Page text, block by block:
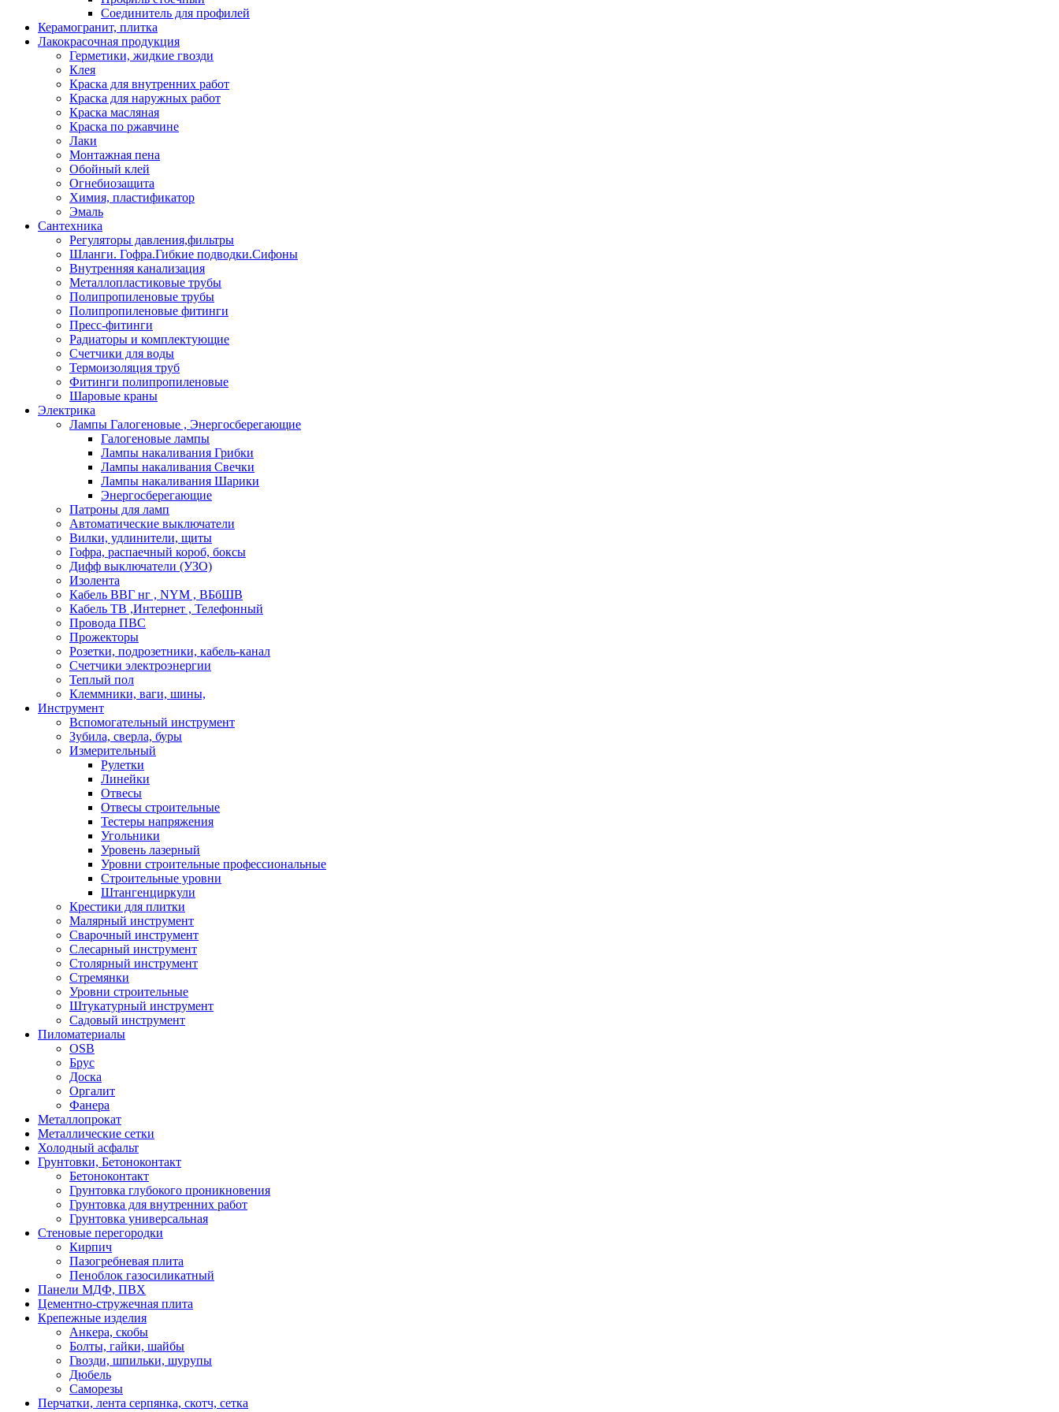
Соединитель для профилей
Керамогранит, плитка
Лакокрасочная продукция
Герметики, жидкие гвозди
Клея
Краска для внутренних работ
Краска для наружных работ
Краска масляная
Краска по ржавчине
Лаки
Монтажная пена
Обойный клей
Огнебиозащита
Химия, пластификатор
Эмаль
Сантехника
Регуляторы давления,фильтры
Шланги. Гофра.Гибкие подводки.Сифоны
Внутренняя канализация
Металлопластиковые трубы
Полипропиленовые трубы
Полипропиленовые фитинги
Пресс-фитинги
Радиаторы и комплектующие
Счетчики для воды
Термоизоляция труб
Фитинги полипропиленовые
Шаровые краны
Электрика
Лампы Галогеновые , Энергосберегающие
Галогеновые лампы
Лампы накаливания Грибки
Лампы накаливания Свечки
Лампы накаливания Шарики
Энергосберегающие
Патроны для ламп
Автоматические выключатели
Вилки, удлинители, щиты
Гофра, распаечный короб, боксы
Дифф выключатели (УЗО)
Изолента
Кабель ВВГ нг , NYM , ВБбШВ
Кабель ТВ ,Интернет , Телефонный
Провода ПВС
Прожекторы
Розетки, подрозетники, кабель-канал
Счетчики электроэнергии
Теплый пол
Клеммники, ваги, шины,
Инструмент
Вспомогательный инструмент
Зубила, сверла, буры
Измерительный
Рулетки
Линейки
Отвесы
Отвесы строительные
Тестеры напряжения
Угольники
Уровень лазерный
Уровни строительные профессиональные
Строительные уровни
Штангенциркули
Крестики для плитки
Малярный инструмент
Сварочный инструмент
Слесарный инструмент
Столярный инструмент
Стремянки
Уровни строительные
Штукатурный инструмент
Садовый инструмент
Пиломатериалы
OSB
Брус
Доска
Оргалит
Фанера
Металлопрокат
Металлические сетки
Холодный асфальт
Грунтовки, Бетоноконтакт
Бетоноконтакт
Грунтовка глубокого проникновения
Грунтовка для внутренних работ
Грунтовка универсальная
Стеновые перегородки
Кирпич
Пазогребневая плита
Пеноблок газосиликатный
Панели МДФ, ПВХ
Цементно-стружечная плита
Крепежные изделия
Анкера, скобы
Болты, гайки, шайбы
Гвозди, шпильки, шурупы
Дюбель
Саморезы
Перчатки, лента серпянка, скотч, сетка